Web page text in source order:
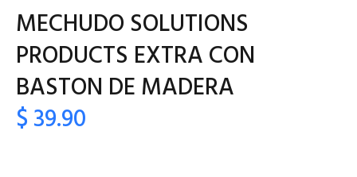
MECHUDO SOLUTIONS
PRODUCTS EXTRA CON
BASTON DE MADERA
$ 39.90